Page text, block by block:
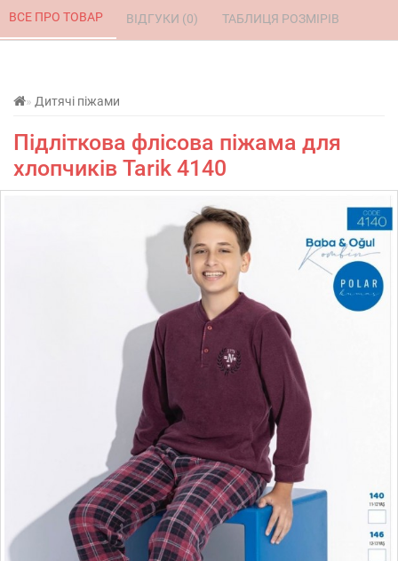
Дитячі піжами
Підліткова флісова піжама для
хлопчиків Tarik 4140
ВСЕ ПРО ТОВАР ВІДГУКИ (0) ТАБЛИЦЯ РОЗМІРІВ